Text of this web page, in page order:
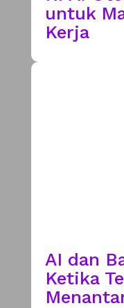
untuk
Kerja
AI dan
Ketika